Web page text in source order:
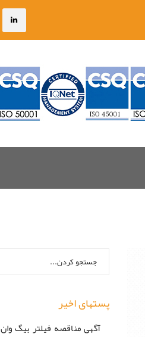
برای:
پستهای اخیر
آگهی مناقصه فیلتر بیگ وان